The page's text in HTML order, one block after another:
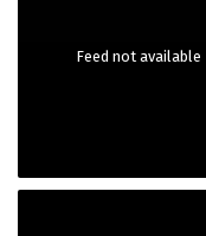
Feed not available